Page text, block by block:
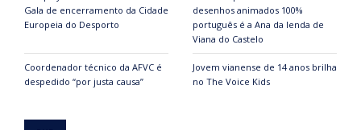
Gala de encerramento da Cidade
Europeia do Desporto
desenhos animados 100%
português é a Ana da lenda de
Viana do Castelo
Coordenador técnico da AFVC é
despedido “por justa causa”
Jovem vianense de 14 anos brilha
no The Voice Kids